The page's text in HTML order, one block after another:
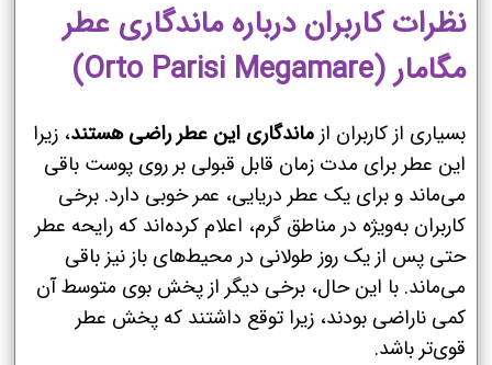
نظرات کاربران درباره ماندگاری عطر
مگامار (Orto Parisi Megamare)
بسیاری از کاربران از ماندگاری این عطر راضی هستند، زیرا
این عطر برای مدت زمان قابل قبولی بر روی پوست باقی
می‌ماند و برای یک عطر دریایی، عمر خوبی دارد. برخی
کاربران به‌ویژه در مناطق گرم، اعلام کرده‌اند که رایحه عطر
حتی پس از یک روز طولانی در محیط‌های باز نیز باقی
می‌ماند. با این حال، برخی دیگر از پخش بوی متوسط آن
کمی ناراضی بودند، زیرا توقع داشتند که پخش عطر
قوی‌تر باشد.